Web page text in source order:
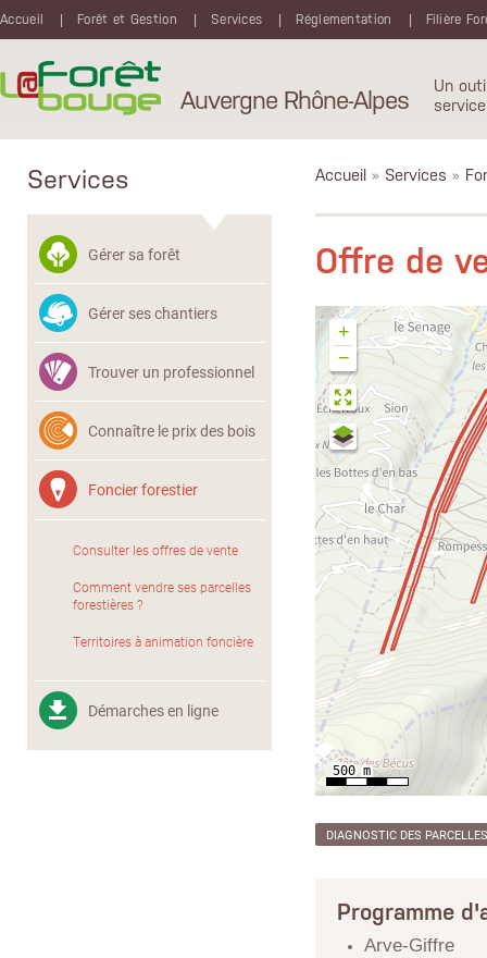
Accueil
Forêt et Gestion Services Réglementation Filière
Auvergne Rhône-Alpes
Un
Services
Gérer sa forêt
Gérer ses chantiers
Trouver un professionnel
Connaître le prix des bois
Foncier forestier
Consulter les offres de vente
Comment vendre ses parcelles
forestières ?
Territoires à animation foncière
Démarches en ligne
Accueil » Services »
Offre de
+
−
DIAGNOSTIC DES PARCELLES
Programme
Arve-Giffre